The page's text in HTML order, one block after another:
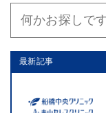
最新記事